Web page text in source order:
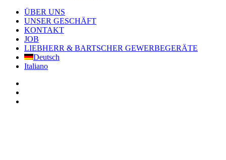
ÜBER UNS
UNSER GESCHÄFT
KONTAKT
JOB
LIEBHERR & BARTSCHER GEWERBEGERÄTE
Deutsch
Italiano